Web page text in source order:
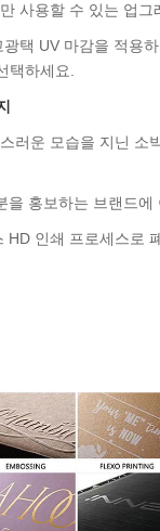
사용할 수 있는 업그
택 UV 마감을 적용
택하세요.
러운 모습을 지닌 소
홍보하는 브랜드에
인쇄 프로세스로